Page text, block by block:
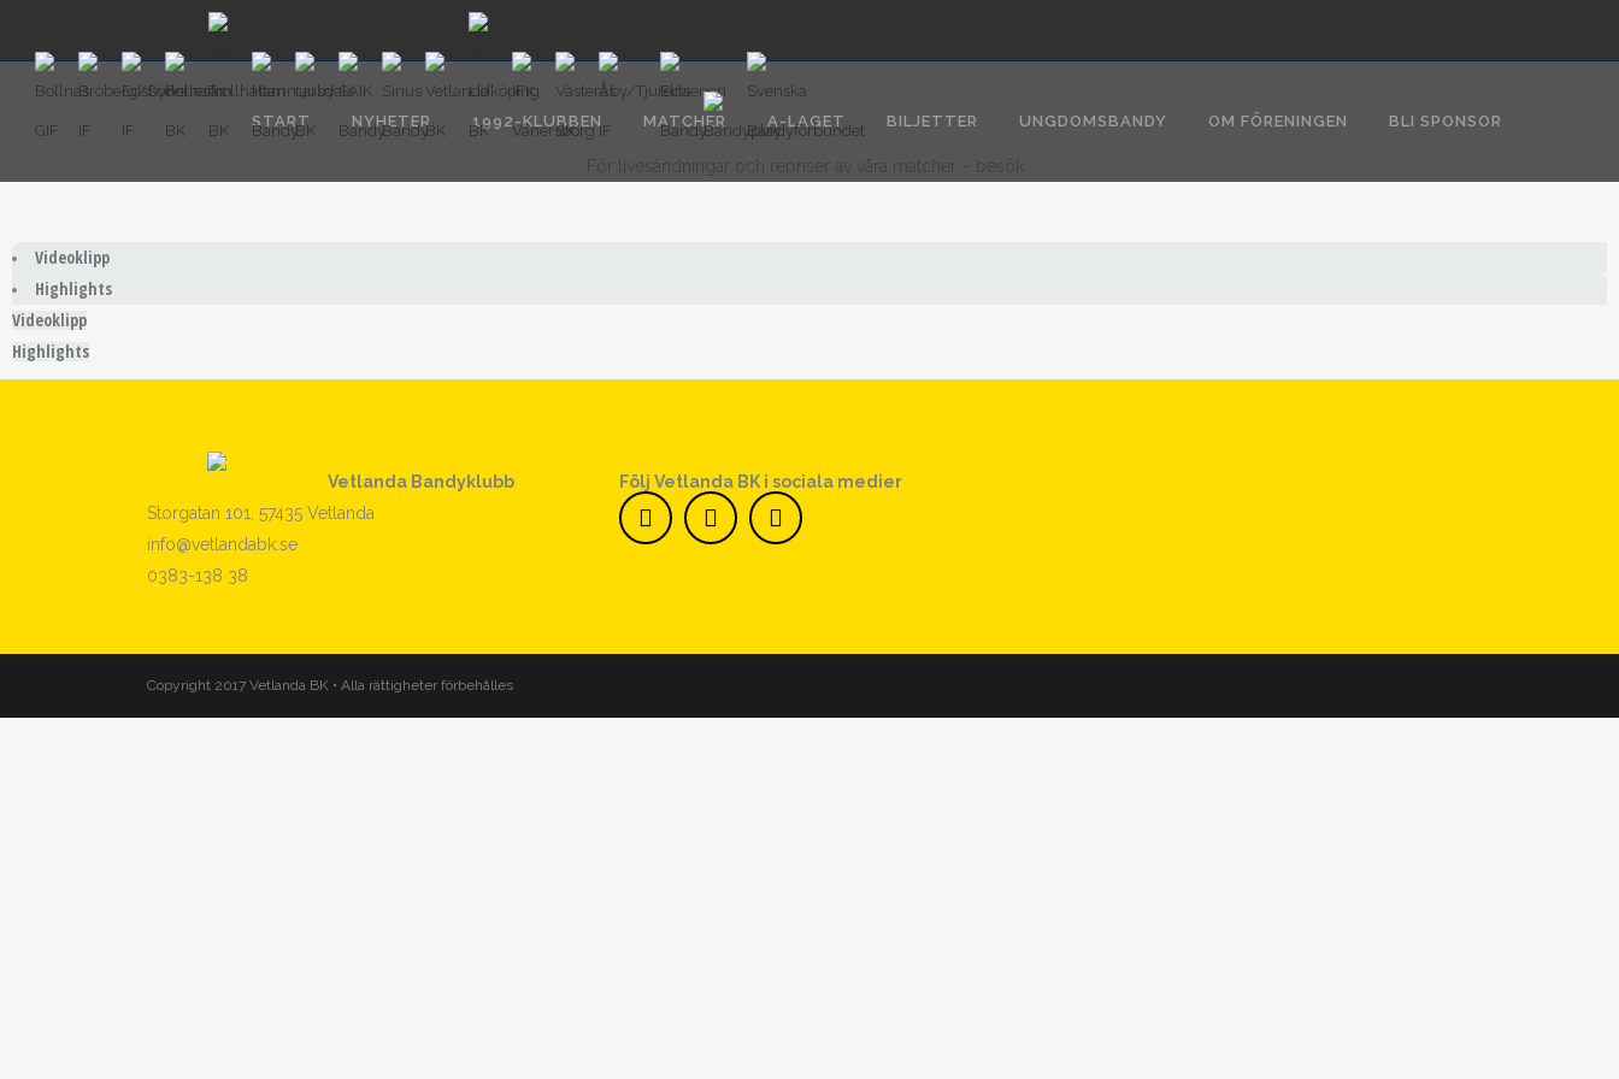
START NYHETER 1992-KLUBBEN MATCHER A-LAGET BILJETTER UNGDOMSBANDY OM FÖRENINGEN BLI SPONSOR
Videoklipp
Highlights
Videoklipp
Highlights
Vetlanda Bandyklubb
Storgatan 101, 57435 Vetlanda
info@vetlandabk.se
0383-138 38
Följ Vetlanda BK i sociala medier
Copyright 2017 Vetlanda BK • Alla rättigheter förbehålles